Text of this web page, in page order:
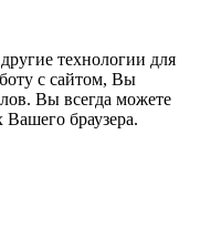
технологии для
с сайтом, Вы
Вы всегда можете
браузера.